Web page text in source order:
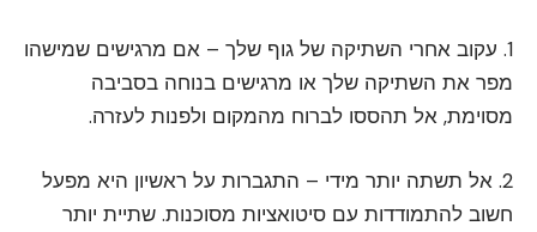
1. עקוב אחרי השתיקה של גוף שלך – אם מרגישים שמישהו
מפר את השתיקה שלך או מרגישים בנוחה בסביבה
מסוימת, אל תהססו לברוח מהמקום ולפנות לעזרה.
2. אל תשתה יותר מידי – התגברות על ראשיון היא מפעל
חשוב להתמודדות עם סיטואציות מסוכנות. שתיית יותר